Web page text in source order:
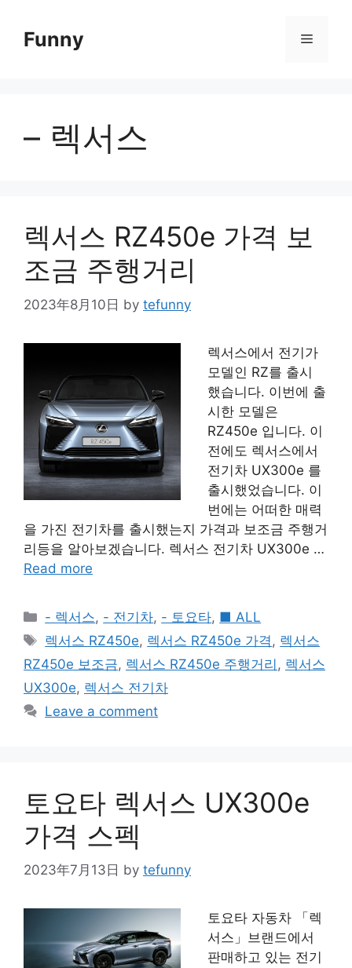
contentFunny Menu
– 렉서스
렉서스 RZ450e 가격 보
조금 주행거리
2023年8月10日 by tefunny
렉서스에서 전기가
모델인 RZ를 출시
했습니다. 이번에 출
시한 모델은
RZ450e 입니다. 이
전에도 렉서스에서
전기차 UX300e 를
출시했었습니다. 이
번에는 어떠한 매력
을 가진 전기차를 출시했는지 가격과 보조금 주행거
리등을 알아보겠습니다. 렉서스 전기차 UX300e …
Read more
Categories
- 렉서스, - 전기차, - 토요타, ■ ALL
Tags
렉서스 RZ450e, 렉서스 RZ450e 가격 , 렉서스
RZ450e 보조금, 렉서스 RZ450e 주행거리 , 렉서스
UX300e, 렉서스 전기차
Leave a comment
토요타 렉서스 UX300e
가격 스펙
2023年7月13日 by tefunny
토요타 자동차 「렉
서스」브랜드에서
판매하고 있는 전기